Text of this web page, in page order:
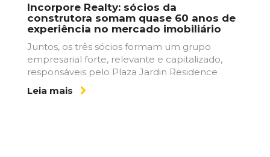
Incorpore Realty: sócios da
construtora somam quase 60 anos de
experiência no mercado imobiliário
Juntos, os três sócios formam um grupo
empresarial forte, relevante e capitalizado,
responsáveis pelo Plaza Jardin Residence
Leia mais